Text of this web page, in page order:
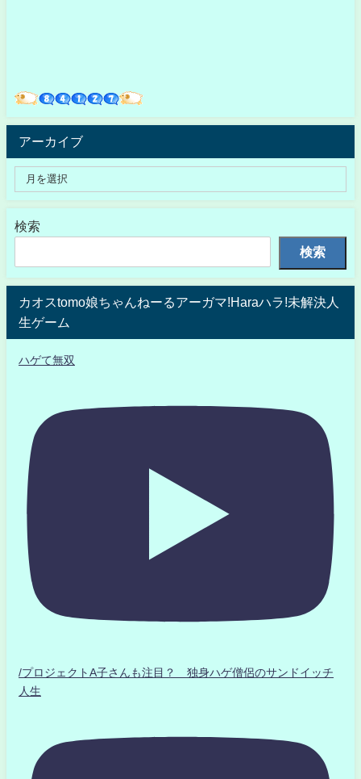
アーカイブ
検索
検索
カオスtomo娘ちゃんねーるアーガマ!Haraハラ!未解決人
生ゲーム
ハゲて無双
/プロジェクトA子さんも注目？ 独身ハゲ僧侶のサンドイッチ
人生